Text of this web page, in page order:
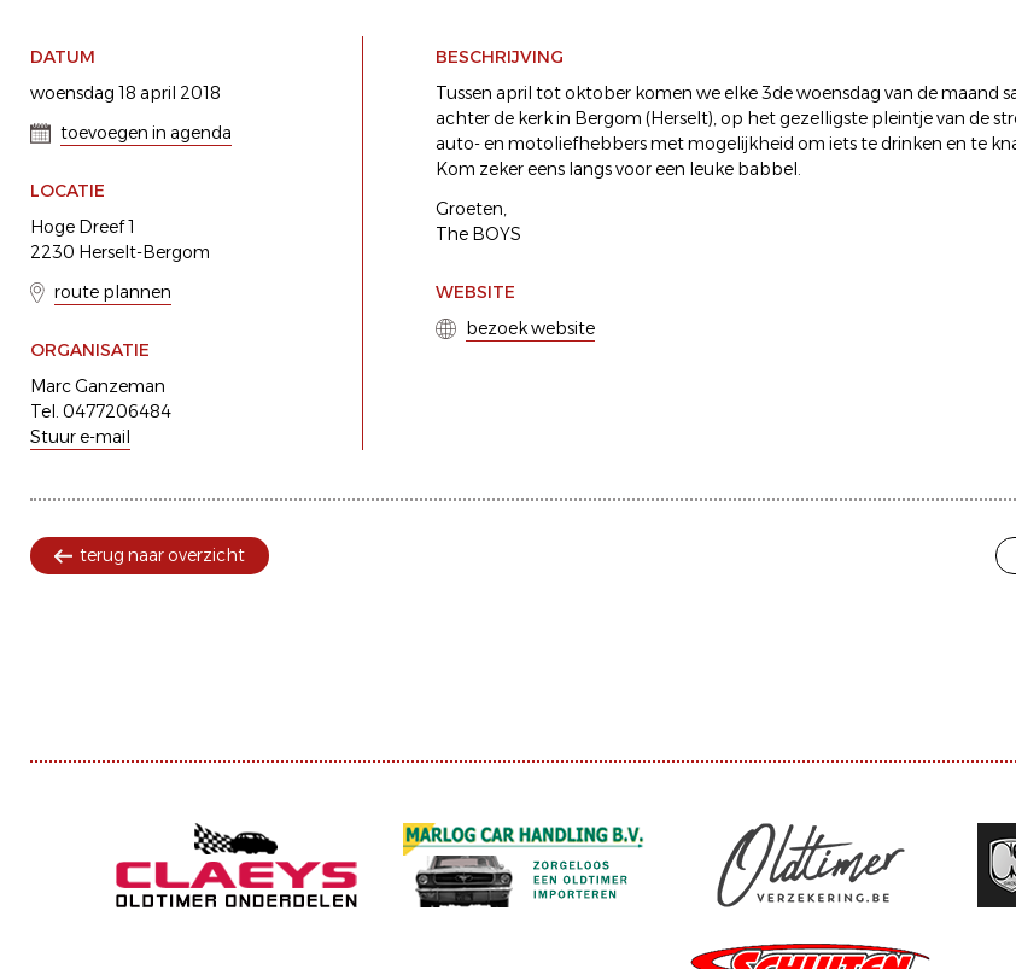
DATUM
woensdag 18 april 2018
toevoegen in agenda
LOCATIE
Hoge Dreef 1
2230 Herselt-Bergom
route plannen
ORGANISATIE
Marc Ganzeman
Tel. 0477206484
Stuur e-mail
BESCHRIJVING
Tussen april tot oktober komen we elke 3de woensdag van de maand
achter de kerk in Bergom (Herselt), op het gezelligste pleintje van de
auto- en motoliefhebbers met mogelijkheid om iets te drinken en te
Kom zeker eens langs voor een leuke babbel.
Groeten,
The BOYS
WEBSITE
bezoek website
terug naar overzicht